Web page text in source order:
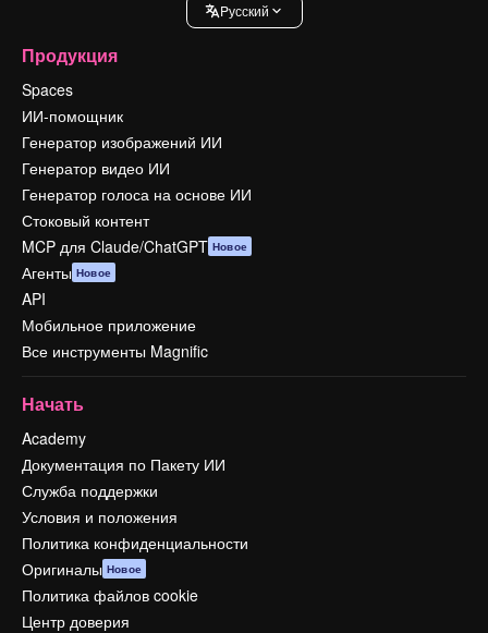
Pусский
Продукция
Spaces
ИИ-помощник
Генератор изображений ИИ
Генератор видео ИИ
Генератор голоса на основе ИИ
Стоковый контент
MCP для Claude/ChatGPT Новое
Агенты Новое
API
Мобильное приложение
Все инструменты Magnific
Начать
Academy
Документация по Пакету ИИ
Служба поддержки
Условия и положения
Политика конфиденциальности
Оригиналы Новое
Политика файлов cookie
Центр доверия